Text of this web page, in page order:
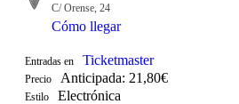
C/ Orense, 24
Cómo llegar
Entradas en Ticketmaster
Precio Anticipada: 21,80€
Estilo Electrónica